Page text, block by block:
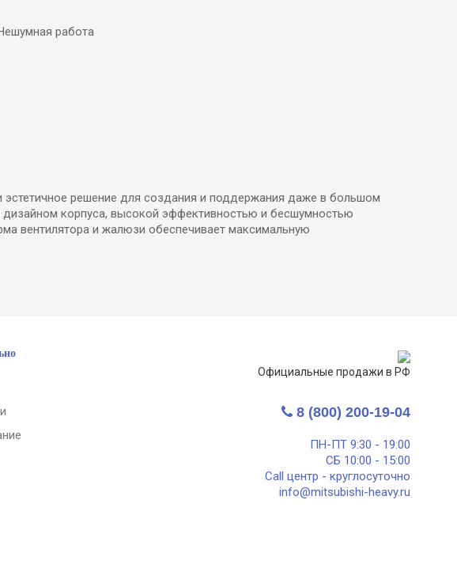
работа
эстетичное решение для создания и поддержания даже в большом
корпуса, высокой эффективностью и бесшумностью
вентилятора и жалюзи обеспечивает максимальную
Официальные продажи в РФ
8 (800) 200-19-04
ПН-ПТ 9:30 - 19:00
СБ 10:00 - 15:00
Call центр - круглосуточно
info@mitsubishi-heavy.ru